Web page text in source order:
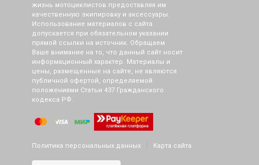
жизнь мотоциклистов предоставляя им
качественную экипировку и аксессуары.
Использование материалов с сайта
допускается при обязательном указании
прямой ссылки на источник. Обращаем
Ваше внимание на то, что данный сайт носит
информационный характер. Материалы и
цены, размещенные на сайте, не являются
публичной офертой, определяемой
положениями Статьи 437 Гражданского
кодекса РФ.
Политика персональных данных Карта сайта